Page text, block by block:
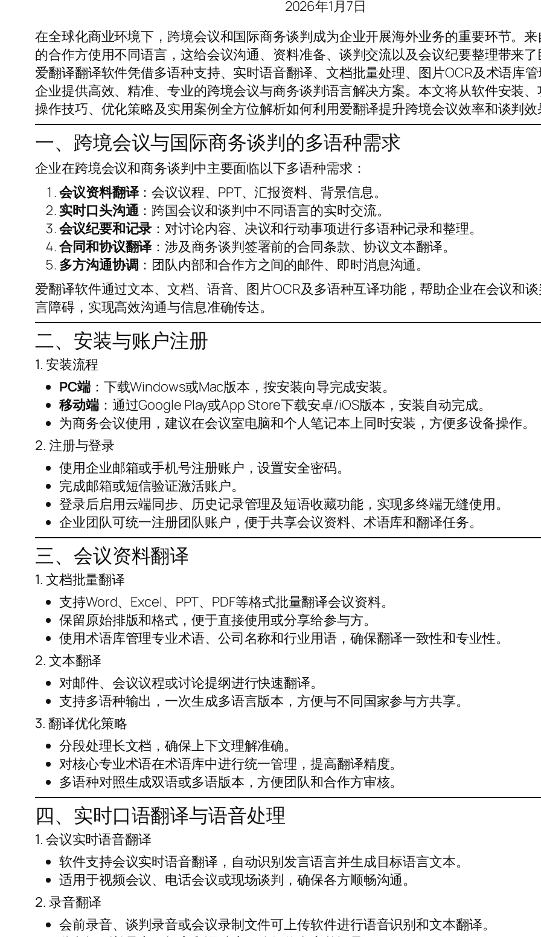
2026年1月7日
在全球化商业环境下，跨境会议和国际商务谈判成为企业开展海外业务的重要环节。
的合作方使用不同语言，这给会议沟通、资料准备、谈判交流以及会议纪要整理带来了
爱翻译翻译软件凭借多语种支持、实时语音翻译、文档批量处理、图片OCR及术语库
企业提供高效、精准、专业的跨境会议与商务谈判语言解决方案。本文将从软件安装、
操作技巧、优化策略及实用案例全方位解析如何利用爱翻译提升跨境会议效率和谈判效
一、跨境会议与国际商务谈判的多语种需求
企业在跨境会议和商务谈判中主要面临以下多语种需求：
会议资料翻译：会议议程、PPT、汇报资料、背景信息。
实时口头沟通：跨国会议和谈判中不同语言的实时交流。
会议纪要和记录 ：对讨论内容、决议和行动事项进行多语种记录和整理。
合同和协议翻译：涉及商务谈判签署前的合同条款、协议文本翻译。
多方沟通协调 ：团队内部和合作方之间的邮件、即时消息沟通。
爱翻译软件通过文本、文档、语音、图片OCR及多语种互译功能，帮助企业在会议和
言障碍，实现高效沟通与信息准确传达。
二、安装与账户注册
1. 安装流程
PC端：下载Windows或Mac版本，按安装向导完成安装。
移动端：通过Google Play或App Store下载安卓/iOS版本，安装自动完成。
为商务会议使用，建议在会议室电脑和个人笔记本上同时安装，方便多设备操作。
2. 注册与登录
使用企业邮箱或手机号注册账户，设置安全密码。
完成邮箱或短信验证激活账户。
登录后启用云端同步、历史记录管理及短语收藏功能，实现多终端无缝使用。
企业团队可统一注册团队账户，便于共享会议资料、术语库和翻译任务。
三、会议资料翻译
1. 文档批量翻译
支持Word、Excel、PPT、PDF等格式批量翻译会议资料。
保留原始排版和格式，便于直接使用或分享给参与方。
使用术语库管理专业术语、公司名称和行业用语，确保翻译一致性和专业性。
2. 文本翻译
对邮件、会议议程或讨论提纲进行快速翻译。
支持多语种输出，一次生成多语言版本，方便与不同国家参与方共享。
3. 翻译优化策略
分段处理长文档，确保上下文理解准确。
对核心专业术语在术语库中进行统一管理，提高翻译精度。
多语种对照生成双语或多语版本，方便团队和合作方审核。
四、实时口语翻译与语音处理
1. 会议实时语音翻译
软件支持会议实时语音翻译，自动识别发言语言并生成目标语言文本。
适用于视频会议、电话会议或现场谈判，确保各方顺畅沟通。
2. 录音翻译
会前录音、谈判录音或会议录制文件可上传软件进行语音识别和文本翻译。